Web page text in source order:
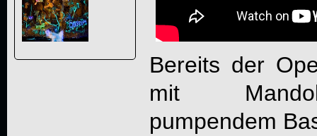
Bereits der
mit
pumpendem